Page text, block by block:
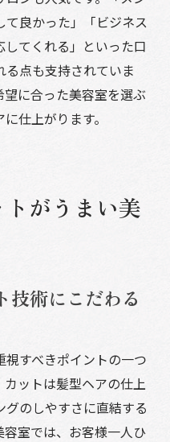
良かった」「ビジネス
てくれる」といった口
点も支持されていま
に合った美容室を選ぶ
仕上がります。
がうまい美
技術にこだわる
すべきポイントの一つ
ットは髪型ヘアの仕上
のしやすさに直結する
室では、お客様一人ひ